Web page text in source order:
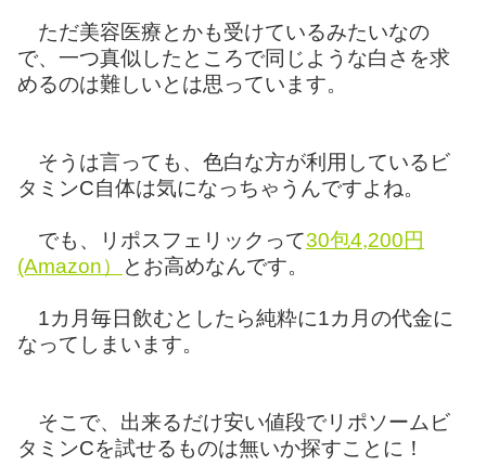
ただ美容医療とかも受けているみたいなの
で、一つ真似したところで同じような白さを求
めるのは難しいとは思っています。
そうは言っても、色白な方が利用しているビ
タミンC自体は気になっちゃうんですよね。
でも、リポスフェリックって30包4,200円
(Amazon）
とお高めなんです。
1カ月毎日飲むとしたら純粋に1カ月の代金に
なってしまいます。
そこで、出来るだけ安い値段でリポソームビ
タミンCを試せるものは無いか探すことに！